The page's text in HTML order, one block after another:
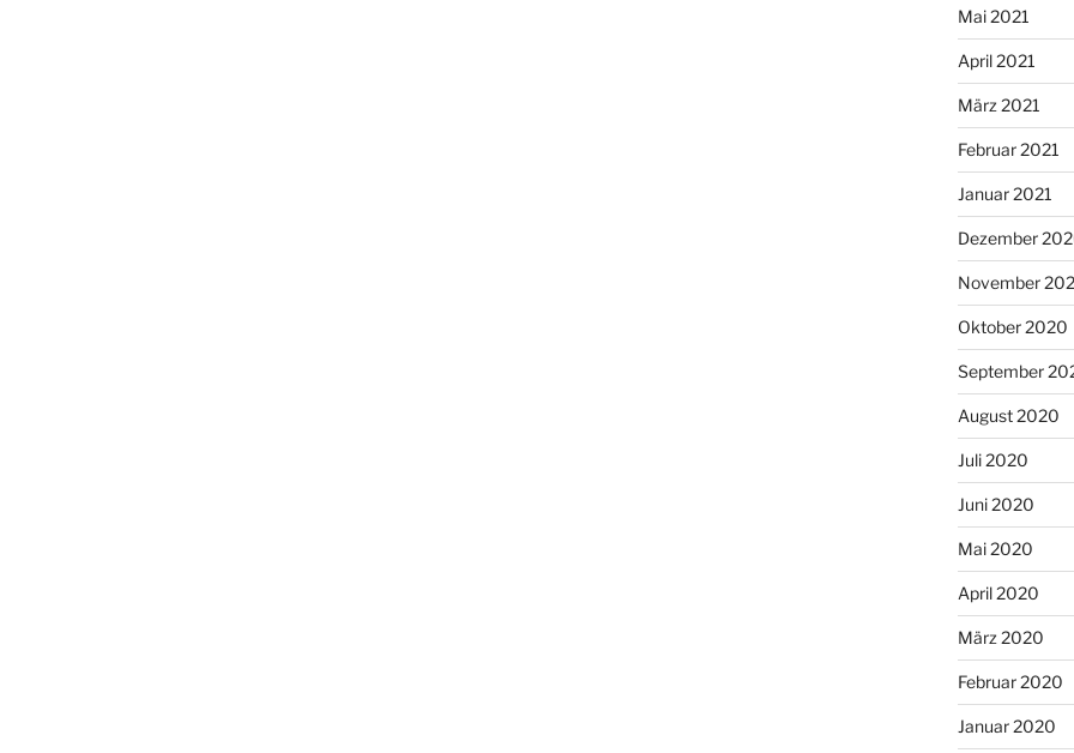
Mai 2021
April 2021
März 2021
Februar 2021
Januar 2021
Dezember
November
Oktober 2020
September
August 2020
Juli 2020
Juni 2020
Mai 2020
April 2020
März 2020
Februar 2020
Januar 2020